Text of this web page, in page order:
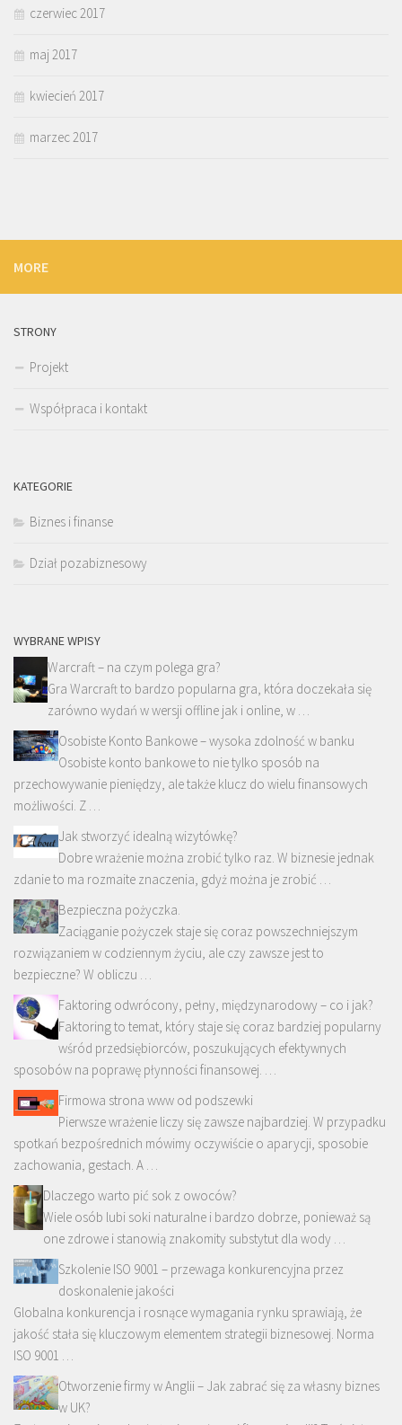
czerwiec 2017
maj 2017
kwiecień 2017
marzec 2017
MORE
STRONY
Projekt
Współpraca i kontakt
KATEGORIE
Biznes i finanse
Dział pozabiznesowy
WYBRANE WPISY
Warcraft – na czym polega gra?
Gra Warcraft to bardzo popularna gra, która doczekała się
zarówno wydań w wersji offline jak i online, w …
Osobiste Konto Bankowe – wysoka zdolność w banku
Osobiste konto bankowe to nie tylko sposób na
przechowywanie pieniędzy, ale także klucz do wielu finansowych
możliwości. Z …
Jak stworzyć idealną wizytówkę?
Dobre wrażenie można zrobić tylko raz. W biznesie jednak
zdanie to ma rozmaite znaczenia, gdyż można je zrobić …
Bezpieczna pożyczka.
Zaciąganie pożyczek staje się coraz powszechniejszym
rozwiązaniem w codziennym życiu, ale czy zawsze jest to
bezpieczne? W obliczu …
Faktoring odwrócony, pełny, międzynarodowy – co i jak?
Faktoring to temat, który staje się coraz bardziej popularny
wśród przedsiębiorców, poszukujących efektywnych
sposobów na poprawę płynności finansowej. …
Firmowa strona www od podszewki
Pierwsze wrażenie liczy się zawsze najbardziej. W przypadku
spotkań bezpośrednich mówimy oczywiście o aparycji, sposobie
zachowania, gestach. A …
Dlaczego warto pić sok z owoców?
Wiele osób lubi soki naturalne i bardzo dobrze, ponieważ są
one zdrowe i stanowią znakomity substytut dla wody …
Szkolenie ISO 9001 – przewaga konkurencyjna przez
doskonalenie jakości
Globalna konkurencja i rosnące wymagania rynku sprawiają, że
jakość stała się kluczowym elementem strategii biznesowej. Norma
ISO 9001 …
Otworzenie firmy w Anglii – Jak zabrać się za własny biznes
w UK?